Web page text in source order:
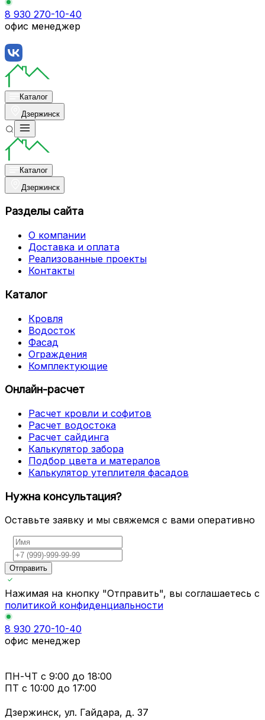
8 930 270-10-40
офис менеджер
Каталог
Дзержинск
Каталог
Дзержинск
Разделы сайта
О компании
Доставка и оплата
Реализованные проекты
Контакты
Каталог
Кровля
Водосток
Фасад
Ограждения
Комплектующие
Онлайн-расчет
Расчет кровли и софитов
Расчет водостока
Расчет сайдинга
Калькулятор забора
Подбор цвета и матералов
Калькулятор утеплителя фасадов
Нужна консультация?
Оставьте заявку и мы свяжемся с вами оперативно
Отправить
Нажимая на кнопку "Отправить", вы соглашаетесь с
политикой конфиденциальности
8 930 270-10-40
офис менеджер
ПН-ЧТ с 9:00 до 18:00
ПТ с 10:00 до 17:00
Дзержинск, ул. Гайдара, д. 37